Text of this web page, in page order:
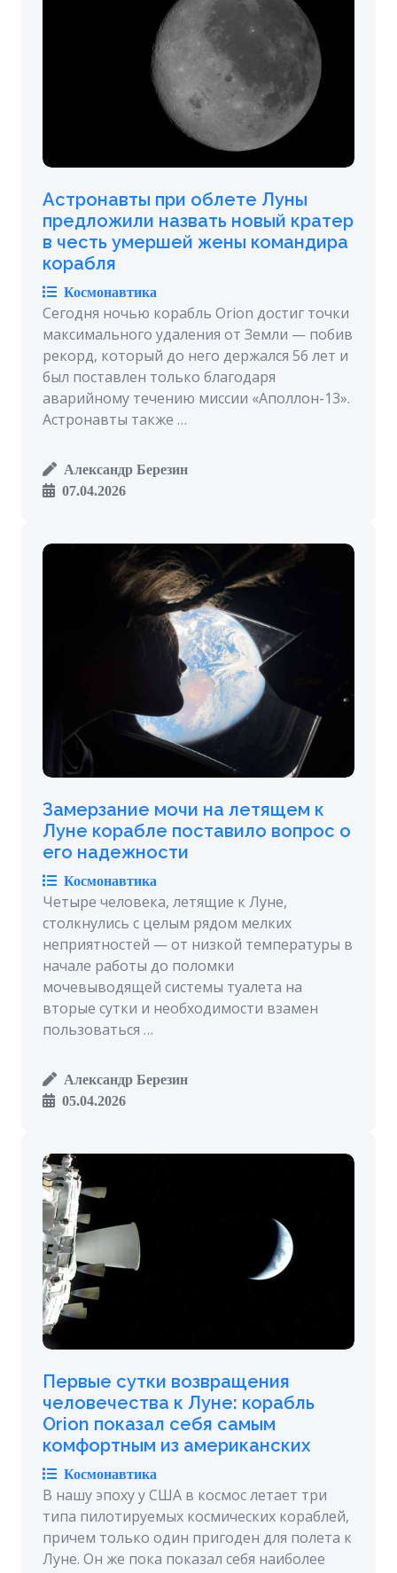
Астронавты при облете Луны
предложили назвать новый кратер
в честь умершей жены командира
корабля
Космонавтика
Сегодня ночью корабль Orion достиг точки
максимального удаления от Земли — побив
рекорд, который до него держался 56 лет и
был поставлен только благодаря
аварийному течению миссии «Аполлон-13».
Астронавты также …
Александр Березин
07.04.2026
Замерзание мочи на летящем к
Луне корабле поставило вопрос о
его надежности
Космонавтика
Четыре человека, летящие к Луне,
столкнулись с целым рядом мелких
неприятностей — от низкой температуры в
начале работы до поломки
мочевыводящей системы туалета на
вторые сутки и необходимости взамен
пользоваться …
Александр Березин
05.04.2026
Первые сутки возвращения
человечества к Луне: корабль
Orion показал себя самым
комфортным из американских
Космонавтика
В нашу эпоху у США в космос летает три
типа пилотируемых космических кораблей,
причем только один пригоден для полета к
Луне. Он же пока показал себя наиболее